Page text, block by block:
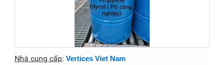
Nhà cung cấp: Vertices Viet Nam